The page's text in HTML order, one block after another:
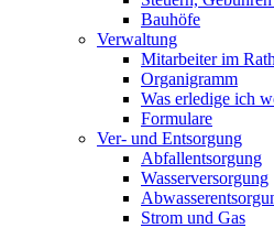
Bauhöfe
Verwaltung
Mitarbeiter im
Organigramm
Was erledige ich
Formulare
Ver- und Entsorgung
Abfallentsorgung
Wasserversorgung
Strom und Gas